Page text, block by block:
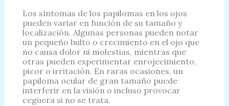
Los síntomas de los papilomas en los ojos
pueden variar en función de su tamaño y
localización. Algunas personas pueden notar
un pequeño bulto o crecimiento en el ojo que
no causa dolor ni molestias, mientras que
otras pueden experimentar enrojecimiento,
picor o irritación. En raras ocasiones, un
papiloma ocular de gran tamaño puede
interferir en la visión o incluso provocar
ceguera si no se trata.